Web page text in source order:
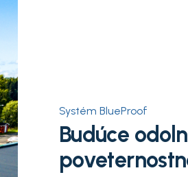
Systém BlueProof
Budúce